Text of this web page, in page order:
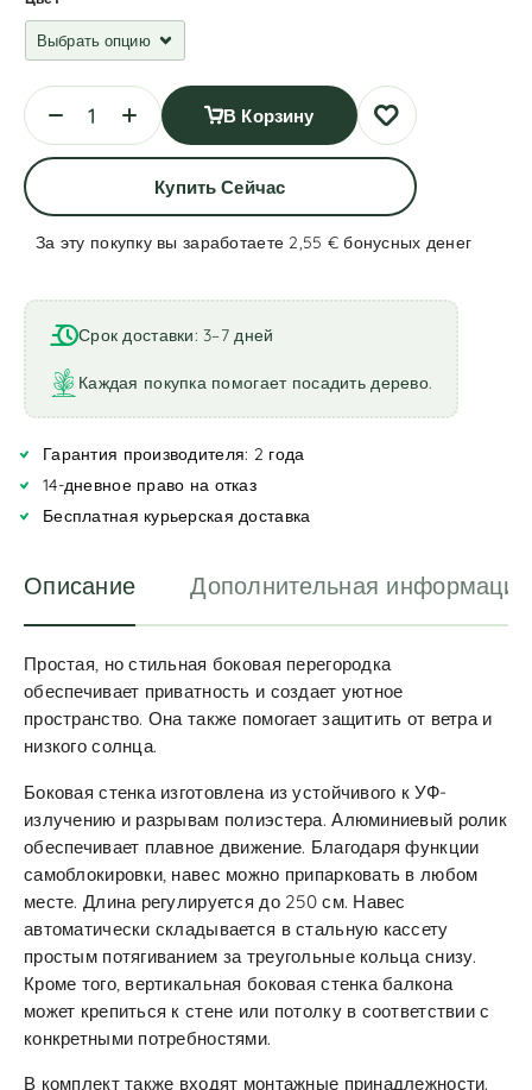
В Корзину
Купить Сейчас
За эту покупку вы заработаете 2,55 €бонусных денег
l
t
e
r
n
t
i
Срок доставки: 3–7 дней
Каждая покупка помогает посадить дерево.
Гарантия производителя: 2 года
14-дневное право на отказ
Бесплатная курьерская доставка
Описание Дополнительная информация
Простая, но стильная боковая перегородка
обеспечивает приватность и создает уютное
пространство. Она также помогает защитить от ветра и
низкого солнца.
Боковая стенка изготовлена из устойчивого к УФ-
излучению и разрывам полиэстера. Алюминиевый ролик
обеспечивает плавное движение. Благодаря функции
самоблокировки, навес можно припарковать в любом
месте. Длина регулируется до 250 см. Навес
автоматически складывается в стальную кассету
простым потягиванием за треугольные кольца снизу.
Кроме того, вертикальная боковая стенка балкона
может крепиться к стене или потолку в соответствии с
конкретными потребностями.
В комплект также входят монтажные принадлежности.